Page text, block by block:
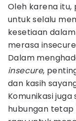
Oleh karena itu,
untuk selalu
kesetiaan
merasa
Dalam
insecure,
dan kasih
Komunikasi
hubungan tetap